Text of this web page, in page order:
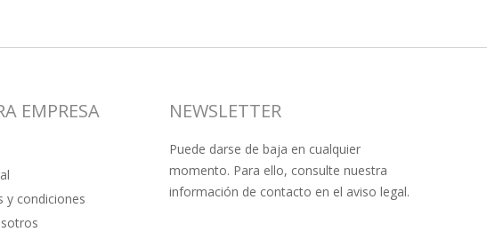
EMPRESA
y condiciones
NEWSLETTER
Puede darse de baja en cualquier
momento. Para ello, consulte nuestra
información de contacto en el aviso legal.